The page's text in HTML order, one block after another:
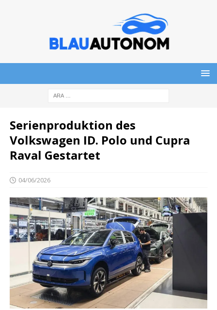
Serienproduktion des
Volkswagen ID. Polo und Cupra
Raval Gestartet
04/06/2026